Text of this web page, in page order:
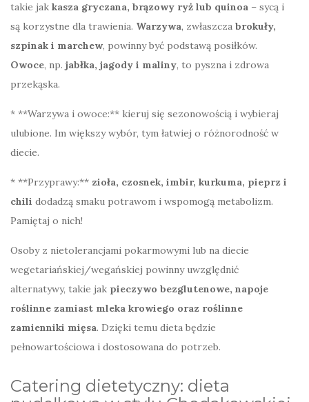
takie jak kasza gryczana, brązowy ryż lub quinoa – sycą i
są korzystne dla trawienia. Warzywa, zwłaszcza brokuły,
szpinak i marchew, powinny być podstawą posiłków.
Owoce, np. jabłka, jagody i maliny, to pyszna i zdrowa
przekąska.
* **Warzywa i owoce:** kieruj się sezonowością i wybieraj
ulubione. Im większy wybór, tym łatwiej o różnorodność w
diecie.
* **Przyprawy:** zioła, czosnek, imbir, kurkuma, pieprz i
chili dodadzą smaku potrawom i wspomogą metabolizm.
Pamiętaj o nich!
Osoby z nietolerancjami pokarmowymi lub na diecie
wegetariańskiej/wegańskiej powinny uwzględnić
alternatywy, takie jak pieczywo bezglutenowe, napoje
roślinne zamiast mleka krowiego oraz roślinne
zamienniki mięsa. Dzięki temu dieta będzie
pełnowartościowa i dostosowana do potrzeb.
Catering dietetyczny: dieta